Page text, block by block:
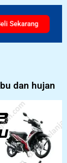
Sekarang
dan hujan